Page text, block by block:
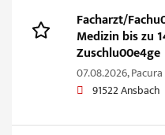
Facharzt/
Medizin bis zu
Zuschlu00e4ge
07.08.2026,
91522 Ansbach